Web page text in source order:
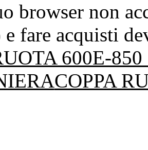
browser non
fare acquisti
600E-
COPPA